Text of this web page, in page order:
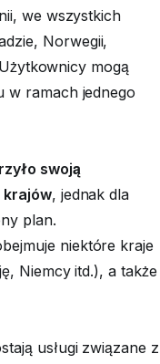
we wszystkich
Norwegii,
mogą
w ramach jednego
swoją
krajów, jednak dla
plan.
niektóre kraje
Niemcy itd.), a także
usługi związane z